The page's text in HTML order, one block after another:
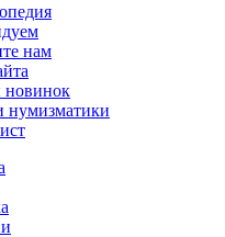
нам
нумизматики